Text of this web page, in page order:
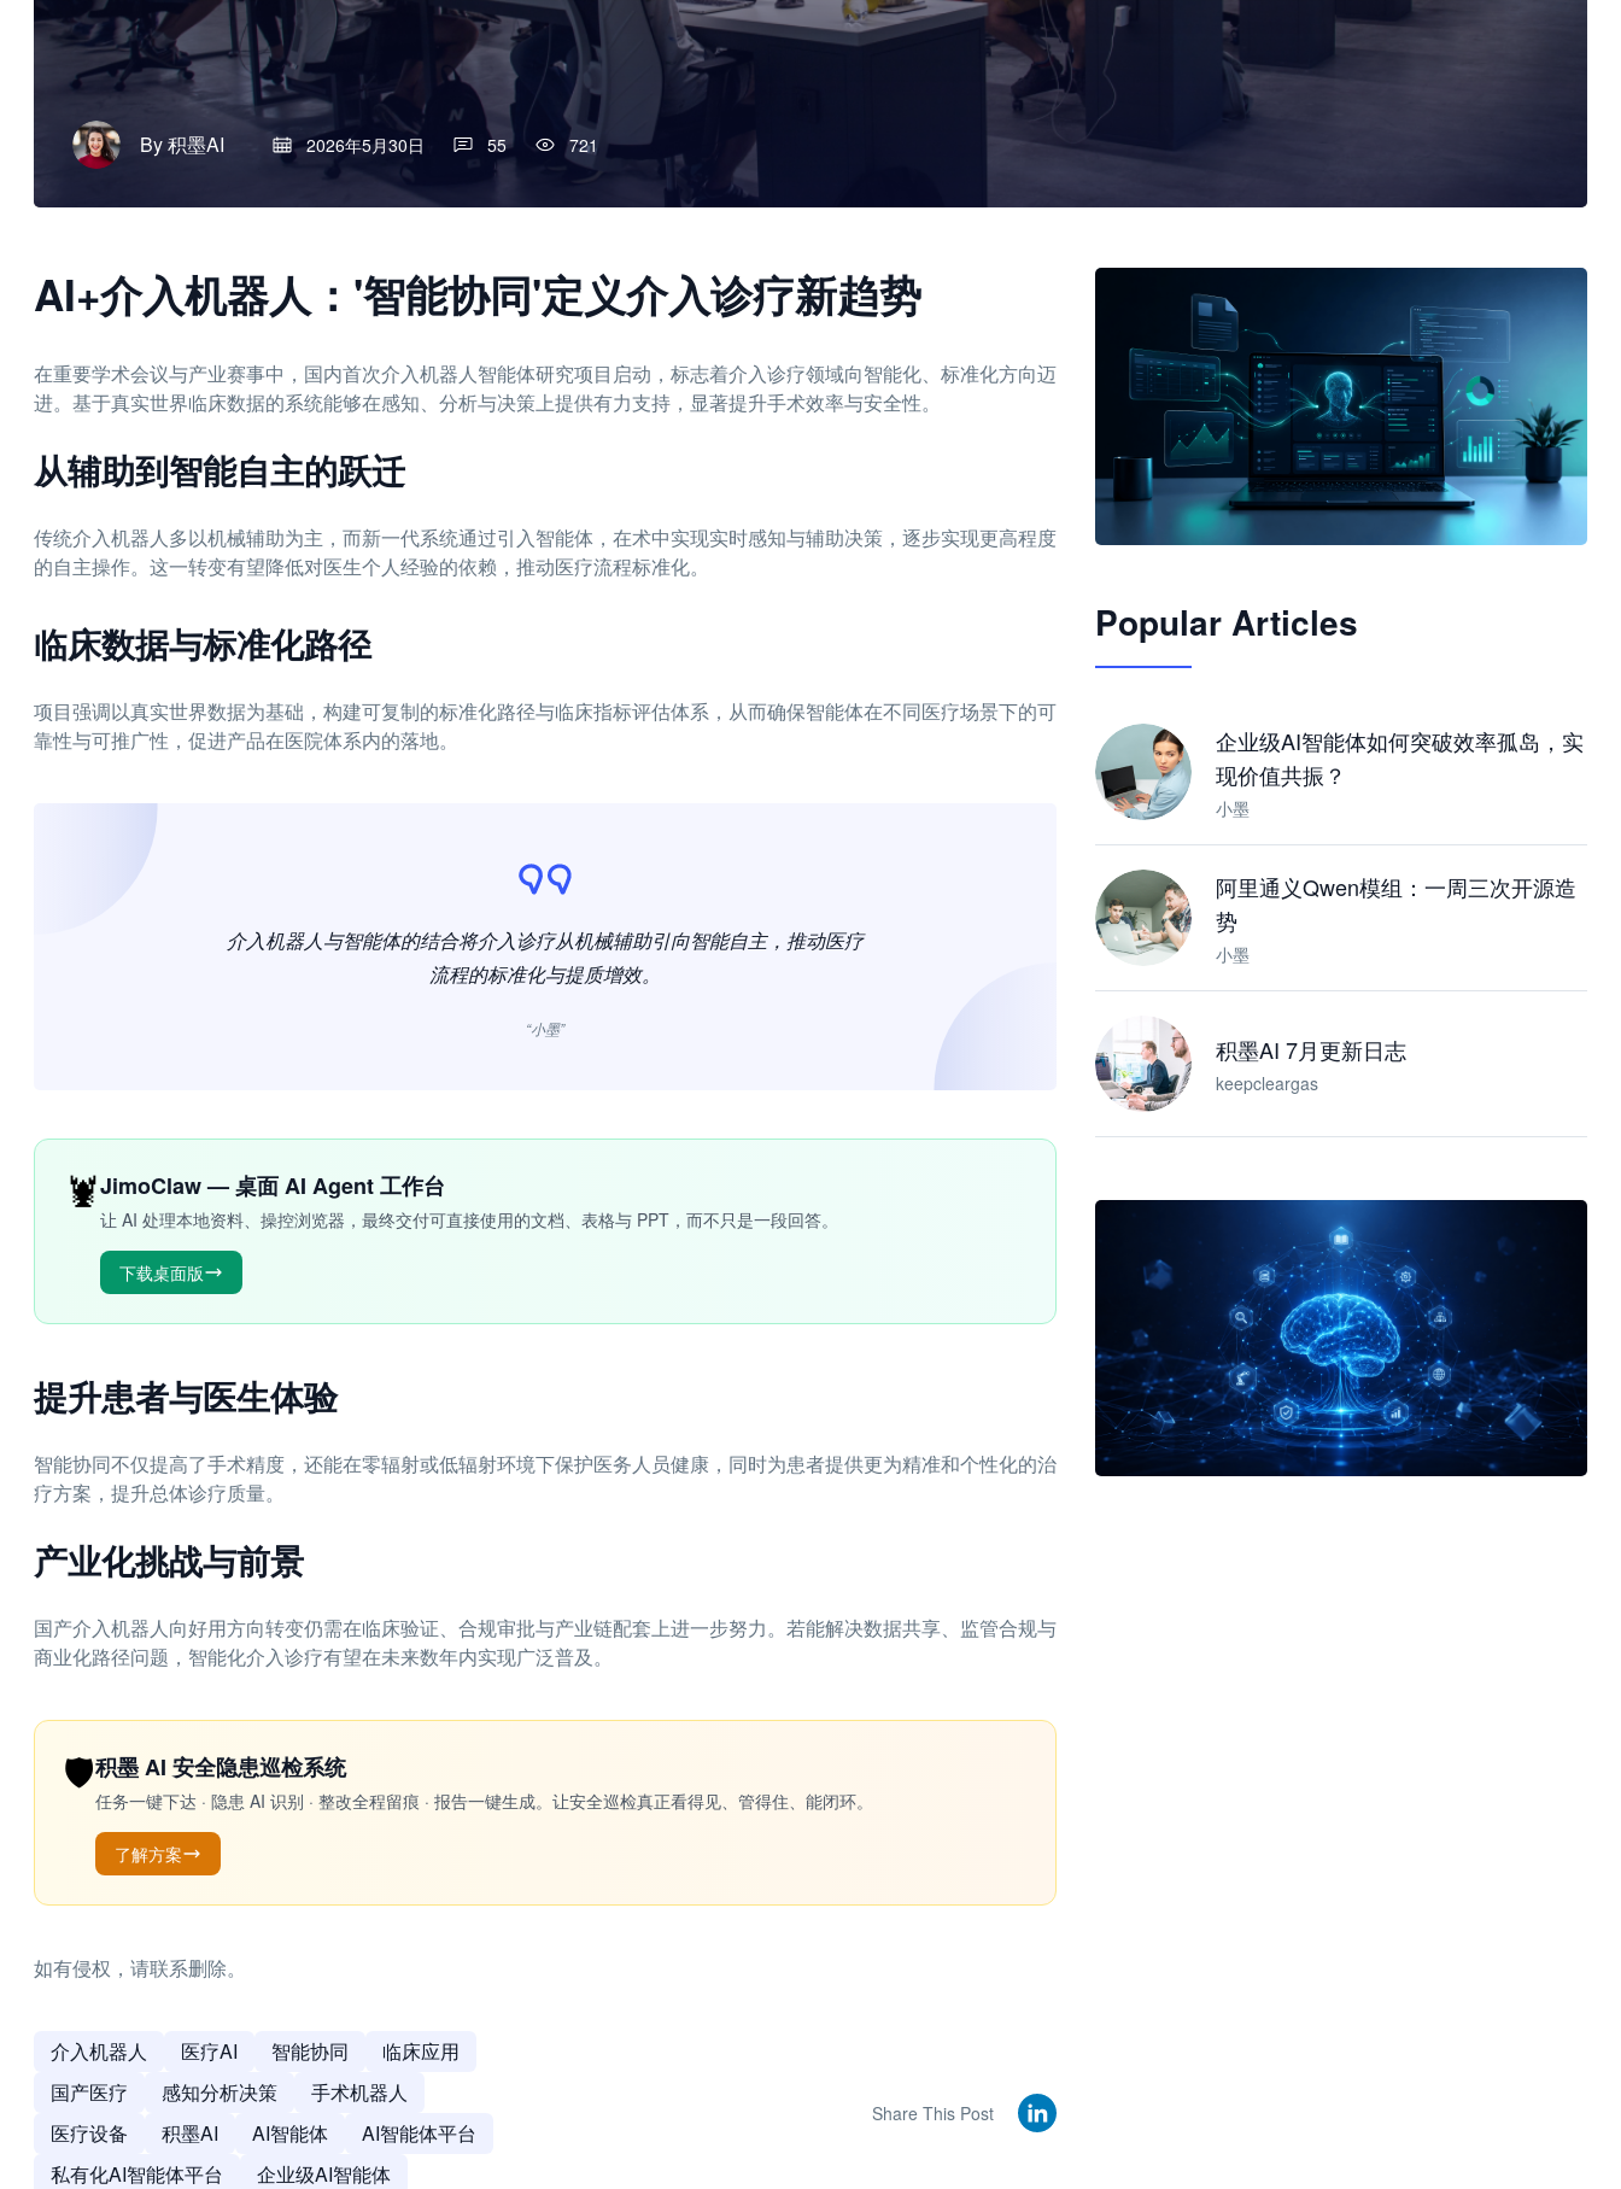
By积墨AI 2026年5月30日 55 721
AI+介入机器人：'智能协同'定义介入诊疗新趋势
在重要学术会议与产业赛事中，国内首次介入机器人智能体研究项目启动，标志着介入诊疗领域向智能化、标准化方向迈
进。基于真实世界临床数据的系统能够在感知、分析与决策上提供有力支持，显著提升手术效率与安全性。
从辅助到智能自主的跃迁
传统介入机器人多以机械辅助为主，而新一代系统通过引入智能体，在术中实现实时感知与辅助决策，逐步实现更高程度
的自主操作。这一转变有望降低对医生个人经验的依赖，推动医疗流程标准化。
临床数据与标准化路径
项目强调以真实世界数据为基础，构建可复制的标准化路径与临床指标评估体系，从而确保智能体在不同医疗场景下的可
靠性与可推广性，促进产品在医院体系内的落地。
介入机器人与智能体的结合将介入诊疗从机械辅助引向智能自主，推动医疗
流程的标准化与提质增效。
“小墨”
🦞JimoClaw — 桌面 AI Agent 工作台
让 AI 处理本地资料、操控浏览器，最终交付可直接使用的文档、表格与 PPT，而不只是一段回答。
下载桌面版
提升患者与医生体验
智能协同不仅提高了手术精度，还能在零辐射或低辐射环境下保护医务人员健康，同时为患者提供更为精准和个性化的治
疗方案，提升总体诊疗质量。
产业化挑战与前景
国产介入机器人向好用方向转变仍需在临床验证、合规审批与产业链配套上进一步努力。若能解决数据共享、监管合规与
商业化路径问题，智能化介入诊疗有望在未来数年内实现广泛普及。
🛡️积墨 AI 安全隐患巡检系统
任务一键下达 · 隐患 AI 识别 · 整改全程留痕 · 报告一键生成。让安全巡检真正看得见、管得住、能闭环。
了解方案
如有侵权，请联系删除。
介入机器人 医疗AI 智能协同
临床应用
国产医疗
感知分析决策
手术机器人
医疗设备
积墨AI AI智能体
AI智能体平台
私有化AI智能体平台
企业级AI智能体
Share This Post
JimoClaw 桌面 AI Agent 工作台
Popular Articles
企业级AI智能体如何突破效率孤岛，实
现价值共振？
小墨
阿里通义Qwen模组：一周三次开源造
势
小墨
积墨AI 7月更新日志
keepcleargas